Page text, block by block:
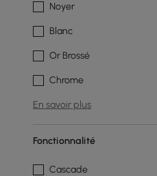
Noyer
Blanc
Or Brossé
Chrome
En savoir plus
Fonctionnalité
Cascade